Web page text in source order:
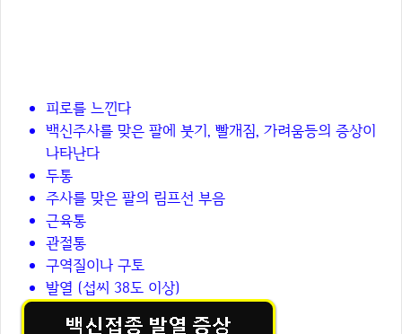
피로를 느낀다
백신주사를 맞은 팔에 붓기, 빨개짐, 가려움등의 증상이
나타난다
두통
주사를 맞은 팔의 림프선 부음
근육통
관절통
구역질이나 구토
발열 (섭씨 38도 이상)